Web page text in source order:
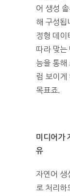
어 생성
해 구성됩
정형 데이
따라 맞는
능을 통해
럼 보이게
목표죠.
미디어가
유
자연어 생
로 처리하